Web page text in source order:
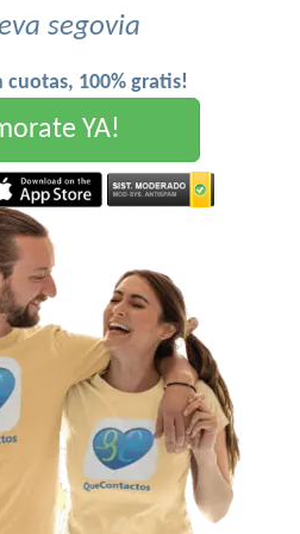
segovia
cuotas, 100% gratis!
YA!